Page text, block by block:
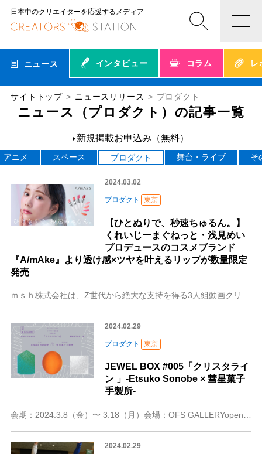
日本中のクリエイターを応援するメディア
ニュース インタビュー コラム レ
サイトトップ ニュースリリース プロダクト
ニュース（プロダクト）の記事一覧
新規掲載お申込み（無料）
アニメ スペース プロダクト 舞台・ライブ そ
2024.03.02
プロダクト 東京
【ひとぬりで、秒速ちゅるん。】
くれいじーまぐねっと・浅見めい
プロデュースのコスメブランド
『A/mAke』より透け感×ツヤを叶えるリップが数量限定
発売
2024.02.29
プロダクト 東京
JEWEL BOX #005「クリスタライ
ン 」-Etsuko Sonobe × 彗星菓子
手製所-
2024.02.29